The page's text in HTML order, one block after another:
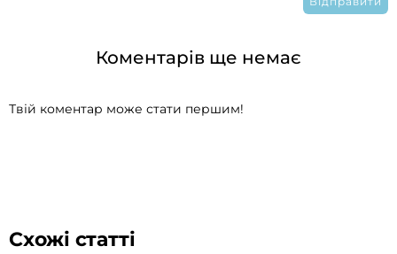
Коментарів ще немає
Твій коментар може стати першим!
Схожі статті